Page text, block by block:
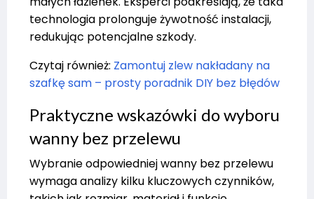
technologia prolonguje żywotność instalacji,
redukując potencjalne szkody.
Czytaj również: Zamontuj zlew nakładany na
szafkę sam – prosty poradnik DIY bez błędów
Praktyczne wskazówki do wyboru
wanny bez przelewu
Wybranie odpowiedniej wanny bez przelewu
wymaga analizy kilku kluczowych czynników,